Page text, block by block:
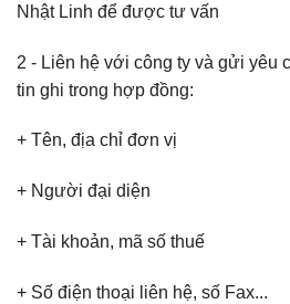
Nhật Linh để được tư vấn
2 - Liên hệ với công ty và gửi yêu
tin ghi trong hợp đồng:
+ Tên, địa chỉ đơn vị
+ Người đại diện
+ Tài khoản, mã số thuế
+ Số điện thoại liên hệ, số Fax...